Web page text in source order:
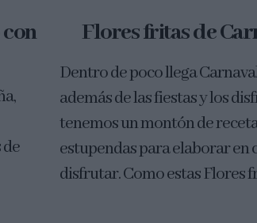
Flores fritas de
Dentro de poco llega
además de las fiestas y los
tenemos un montón de
estupendas para elaborar en
disfrutar. Como estas Flores